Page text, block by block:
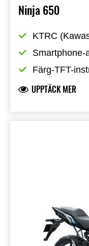
Ninja 650
KTRC
Smartphone-
Färg-TFT-
UPPTÄCK MER